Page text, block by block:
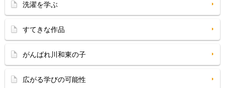
洗濯を学ぶ
すてきな作品
がんばれ川和東の子
広がる学びの可能性